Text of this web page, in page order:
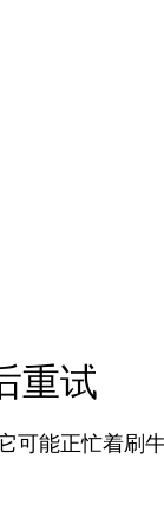
重试
可能正忙着刷